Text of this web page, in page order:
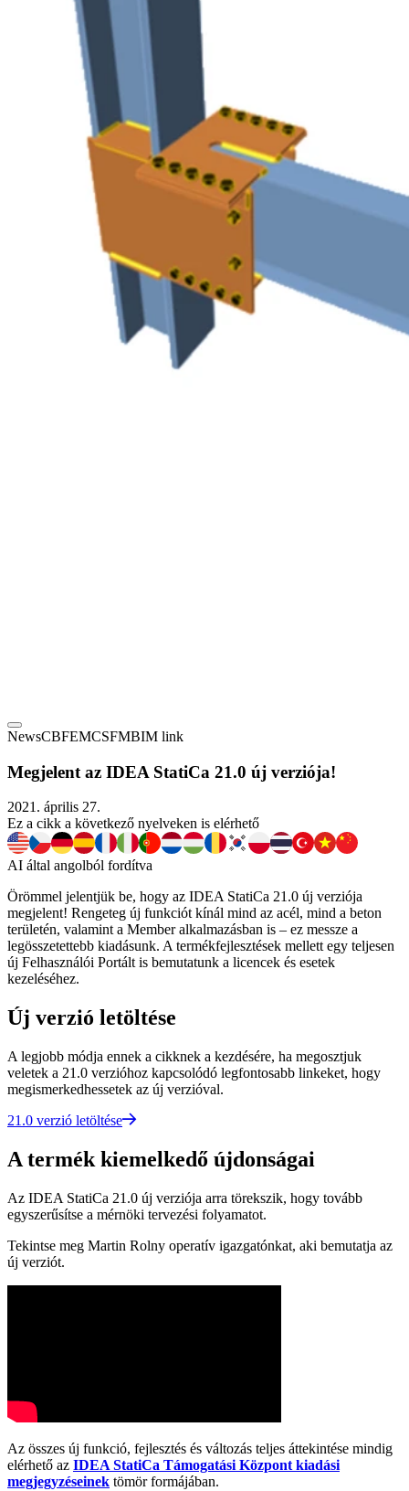
NewsCBFEMCSFMBIM link
Megjelent az IDEA StatiCa 21.0 új verziója!
2021. április 27.
Ez a cikk a következő nyelveken is elérhető
AI által angolból fordítva
Örömmel jelentjük be, hogy az IDEA StatiCa 21.0 új verziója
megjelent! Rengeteg új funkciót kínál mind az acél, mind a beton
területén, valamint a Member alkalmazásban is – ez messze a
legösszetettebb kiadásunk. A termékfejlesztések mellett egy teljesen
új Felhasználói Portált is bemutatunk a licencek és esetek
kezeléséhez.
Új verzió letöltése
A legjobb módja ennek a cikknek a kezdésére, ha megosztjuk
veletek a 21.0 verzióhoz kapcsolódó legfontosabb linkeket, hogy
megismerkedhessetek az új verzióval.
21.0 verzió letöltése
A termék kiemelkedő újdonságai
Az IDEA StatiCa 21.0 új verziója arra törekszik, hogy tovább
egyszerűsítse a mérnöki tervezési folyamatot.
Tekintse meg Martin Rolny operatív igazgatónkat, aki bemutatja az
új verziót.
Az összes új funkció, fejlesztés és változás teljes áttekintése mindig
elérhető az IDEA StatiCa Támogatási Központ kiadási
megjegyzéseinek tömör formájában.